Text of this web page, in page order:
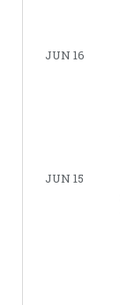
JUN 16
JUN 15